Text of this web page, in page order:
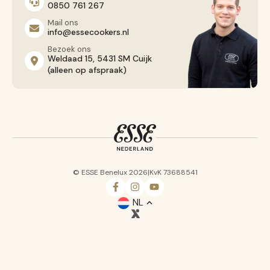
0850 761 267
Mail ons
info@essecookers.nl
Bezoek ons
Weldaad 15, 5431 SM Cuijk
(alleen op afspraak)
© ESSE Benelux 2026|KvK 73688541
NL